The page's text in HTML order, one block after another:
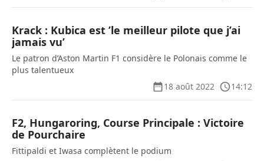
Krack : Kubica est ’le meilleur pilote que j’ai
jamais vu’
Le patron d’Aston Martin F1 considère le Polonais comme le
plus talentueux
18 août 2022
14:12
F2, Hungaroring, Course Principale : Victoire
de Pourchaire
Fittipaldi et Iwasa complètent le podium